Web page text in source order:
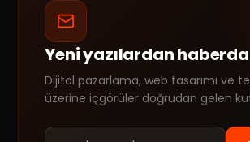
Yeni yazılardan
Dijital pazarlama, web tasarımı ve
üzerine içgörüler doğrudan gelen